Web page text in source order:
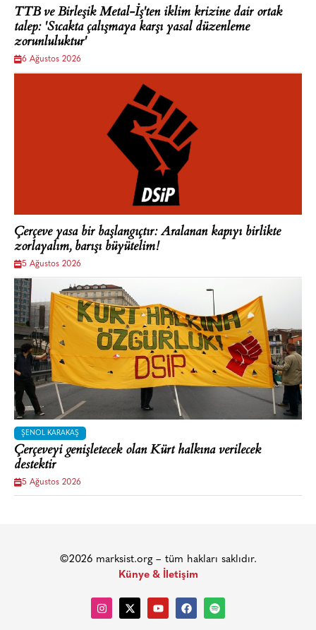
TTB ve Birleşik Metal-İş'ten iklim krizine dair ortak
talep: 'Sıcakta çalışmaya karşı yasal düzenleme
zorunluluktur'
6 Ağustos 2026
Çerçeve yasa bir başlangıçtır: Aralanan kapıyı birlikte
zorlayalım, barışı büyütelim!
5 Ağustos 2026
ŞENOL KARAKAŞ
Çerçeveyi genişletecek olan Kürt halkına verilecek
destektir
5 Ağustos 2026
©2026 marksist.org – tüm hakları saklıdır.
Künye & İletişim